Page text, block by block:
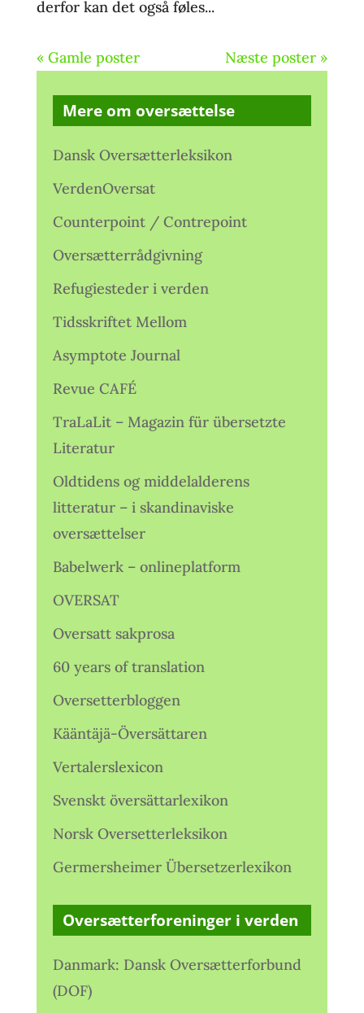
derfor kan det også føles...
« Gamle poster Næste poster »
Mere om oversættelse
Dansk Oversætterleksikon
VerdenOversat
Counterpoint / Contrepoint
Oversætterrådgivning
Refugiesteder i verden
Tidsskriftet Mellom
Asymptote Journal
Revue CAFÉ
TraLaLit – Magazin für übersetzte
Literatur
Oldtidens og middelalderens
litteratur – i skandinaviske
oversættelser
Babelwerk – onlineplatform
OVERSAT
Oversatt sakprosa
60 years of translation
Oversetterbloggen
Kääntäjä-Översättaren
Vertalerslexicon
Svenskt översättarlexikon
Norsk Oversetterleksikon
Germersheimer Übersetzerlexikon
Oversætterforeninger i verden
Danmark: Dansk Oversætterforbund
(DOF)